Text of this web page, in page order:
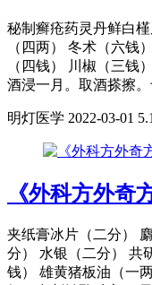
秘制癣疮药灵丹鲜白
（四两） 冬术（六钱
（四钱） 川椒（三钱
酒浸一月。取酒搽擦。
明灯医学 2022-03-01
《外科方外奇
夹纸膏冰片（二分）
分） 水银（二分） 共
钱） 雄黄猪板油（一